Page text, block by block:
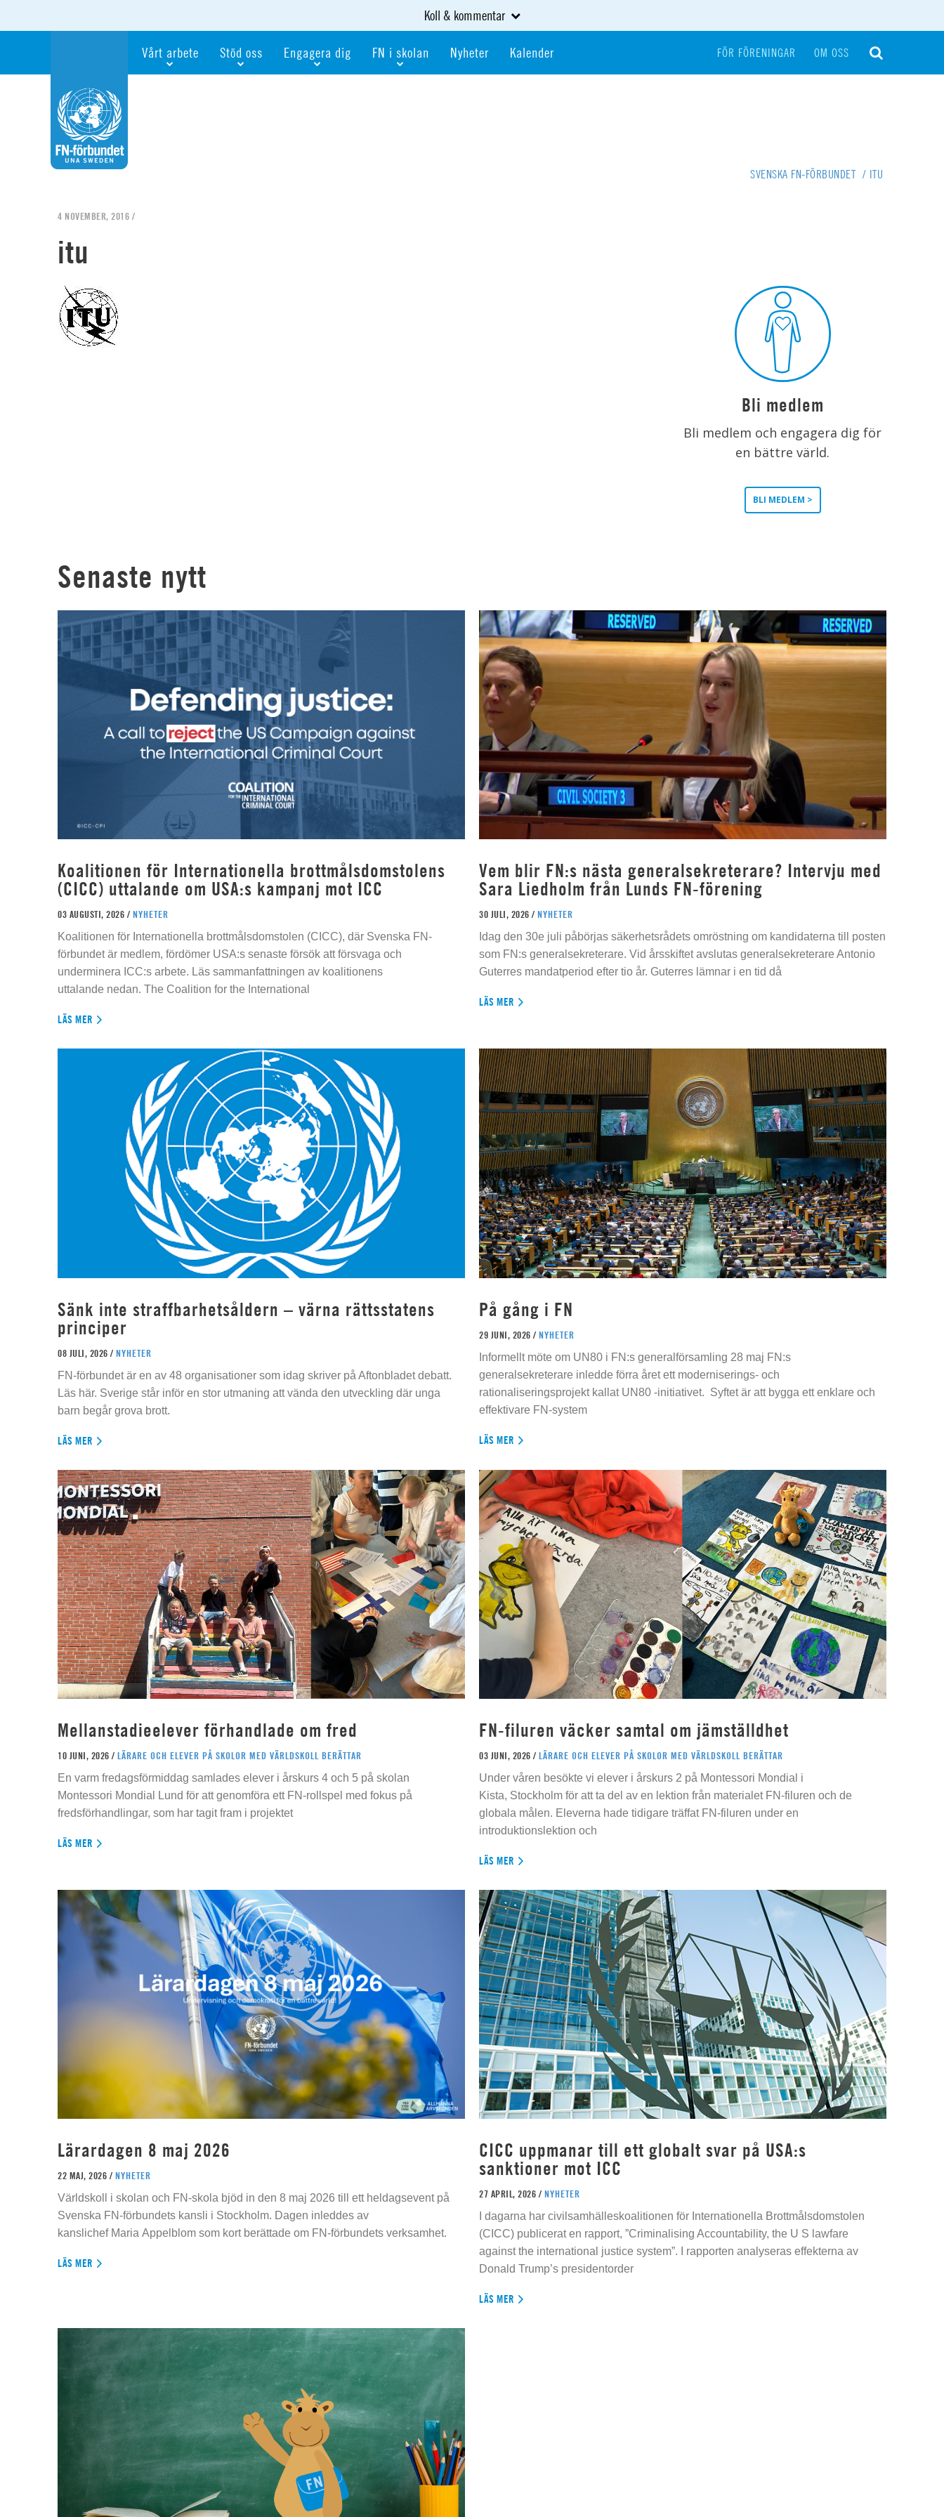
Koll & kommentar
Vårt arbete Stöd oss Engagera dig FN i skolan Nyheter Kalender FÖR FÖRENINGAR OM OSS
SVENSKA FN-FÖRBUNDET / ITU
4 NOVEMBER, 2016 /
itu
Bli medlem
Bli medlem och engagera dig för
en bättre värld.
BLI MEDLEM >
Senaste nytt
Koalitionen för Internationella brottmålsdomstolens
(CICC) uttalande om USA:s kampanj mot ICC
03 AUGUSTI, 2026 / NYHETER
Koalitionen för Internationella brottmålsdomstolen (CICC), där Svenska FN-
förbundet är medlem, fördömer USA:s senaste försök att försvaga och
underminera ICC:s arbete. Läs sammanfattningen av koalitionens
uttalande nedan. The Coalition for the International
LÄS MER
Vem blir FN:s nästa generalsekreterare? Intervju med
Sara Liedholm från Lunds FN-förening
30 JULI, 2026 / NYHETER
Idag den 30e juli påbörjas säkerhetsrådets omröstning om kandidaterna till posten
som FN:s generalsekreterare. Vid årsskiftet avslutas generalsekreterare Antonio
Guterres mandatperiod efter tio år. Guterres lämnar i en tid då
LÄS MER
Sänk inte straffbarhetsåldern – värna rättsstatens
principer
08 JULI, 2026 / NYHETER
FN-förbundet är en av 48 organisationer som idag skriver på Aftonbladet debatt.
Läs här. Sverige står inför en stor utmaning att vända den utveckling där unga
barn begår grova brott.
LÄS MER
På gång i FN
29 JUNI, 2026 / NYHETER
Informellt möte om UN80 i FN:s generalförsamling 28 maj FN:s
generalsekreterare inledde förra året ett moderniserings- och
rationaliseringsprojekt kallat UN80 -initiativet. Syftet är att bygga ett enklare och
effektivare FN-system
LÄS MER
Mellanstadieelever förhandlade om fred
10 JUNI, 2026 / LÄRARE OCH ELEVER PÅ SKOLOR MED VÄRLDSKOLL BERÄTTAR
En varm fredagsförmiddag samlades elever i årskurs 4 och 5 på skolan
Montessori Mondial Lund för att genomföra ett FN-rollspel med fokus på
fredsförhandlingar, som har tagit fram i projektet
LÄS MER
FN-filuren väcker samtal om jämställdhet
03 JUNI, 2026 / LÄRARE OCH ELEVER PÅ SKOLOR MED VÄRLDSKOLL BERÄTTAR
Under våren besökte vi elever i årskurs 2 på Montessori Mondial i
Kista, Stockholm för att ta del av en lektion från materialet FN-filuren och de
globala målen. Eleverna hade tidigare träffat FN-filuren under en
introduktionslektion och
LÄS MER
Lärardagen 8 maj 2026
22 MAJ, 2026 / NYHETER
Världskoll i skolan och FN-skola bjöd in den 8 maj 2026 till ett heldagsevent på
Svenska FN-förbundets kansli i Stockholm. Dagen inleddes av
kanslichef Maria Appelblom som kort berättade om FN-förbundets verksamhet.
LÄS MER
CICC uppmanar till ett globalt svar på USA:s
sanktioner mot ICC
27 APRIL, 2026 / NYHETER
I dagarna har civilsamhälleskoalitionen för Internationella Brottmålsdomstolen
(CICC) publicerat en rapport, ”Criminalising Accountability, the U S lawfare
against the international justice system”. I rapporten analyseras effekterna av
Donald Trump’s presidentorder
LÄS MER